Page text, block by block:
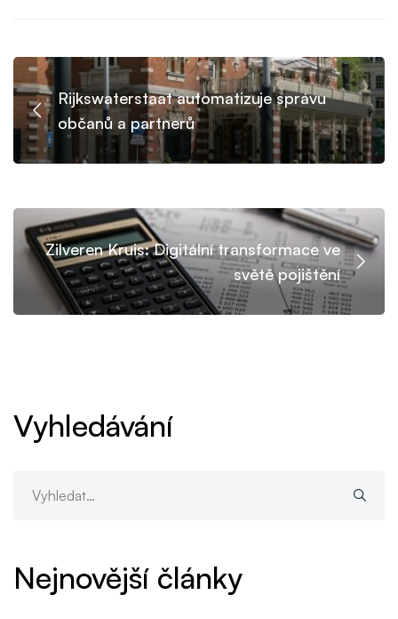
Rijkswaterstaat automatizuje správu
občanů a partnerů
Zilveren Kruis: Digitální transformace ve
světě pojištění
Vyhledávání
Nejnovější články